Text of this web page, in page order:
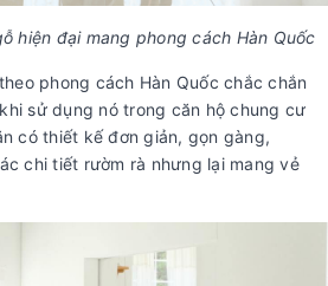
hiện đại mang phong cách Hàn Quốc
phong cách Hàn Quốc chắc chắn
sử dụng nó trong căn hộ chung cư
có thiết kế đơn giản, gọn gàng,
chi tiết rườm rà nhưng lại mang vẻ